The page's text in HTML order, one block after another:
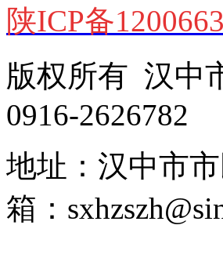
陕ICP备
版权所有 汉中
0916-2626782
地址：汉中市
箱：